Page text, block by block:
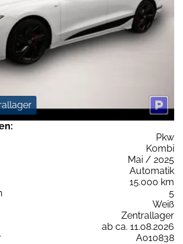
Pkw
Kombi
Mai / 2025
Automatik
15.000 km
5
Weiß
Zentrallager
ab ca. 11.08.2026
A010838